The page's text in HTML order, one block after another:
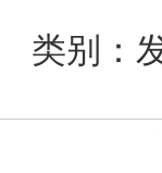
类别：